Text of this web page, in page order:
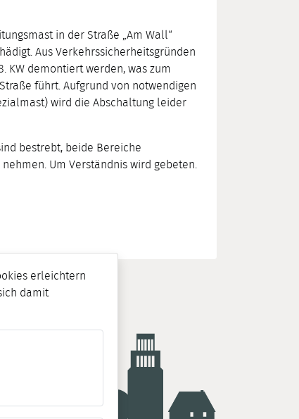
erleichtern
damit
in der Straße „Am Wall“
Aus Verkehrssicherheitsgründen
KW demontiert werden, was zum
führt. Aufgrund von notwendigen
wird die Abschaltung leider
bestrebt, beide Bereiche
Um Verständnis wird gebeten.